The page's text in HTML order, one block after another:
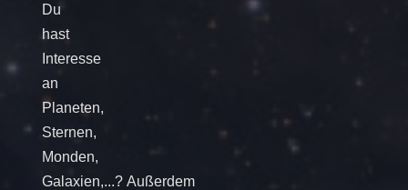
Du
hast
Interesse
an
Planeten,
Sternen,
Monden,
Galaxien,...? Außerdem